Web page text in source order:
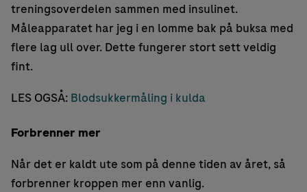
treningsoverdelen sammen med insulinet.
Måleapparatet har jeg i en lomme bak på buksa med
flere lag ull over. Dette fungerer stort sett veldig
fint.
LES OGSÅ: Blodsukkermåling i kulda
Forbrenner mer
Når det er kaldt ute som på denne tiden av året, så
forbrenner kroppen mer enn vanlig.